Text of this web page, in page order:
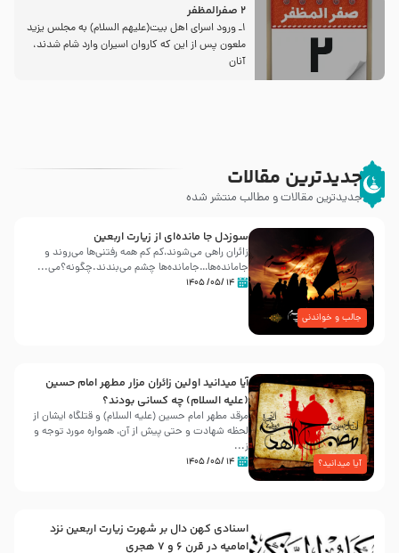
2 صفرالمظفر
1ـ ورود اسراى اهل بیت‌(علیهم السلام) به مجلس یزید
ملعون پس از این كه كاروان اسیران وارد شام شدند،
آنان
جدیدترین مقالات
جدیدترین مقالات و مطالب منتشر شده
جالب و خواندنی
سوزدل جا مانده‌ای از زیارت اربعین
زائران راهی می‌شوند،کم‌ کم همه رفتنی‌ها می‌روند و
جامانده‌ها…جامانده‌ها چشم می‌بندند.چگونه؟می‌...
۱۴ /۰۵/ ۱۴۰۵
آیا میدانید؟
آیا میدانید اولین زائران مزار مطهر امام حسین
(علیه السلام) چه کسانی بودند؟
مرقد مطهر امام حسین (علیه السلام) و قتلگاه ایشان از
لحظه شهادت و حتی پیش از آن، همواره مورد توجه و
ز...
۱۴ /۰۵/ ۱۴۰۵
اسنادی کهن دال بر شهرت زیارت اربعین نزد
امامیه در قرن ۶ و ۷ هجری